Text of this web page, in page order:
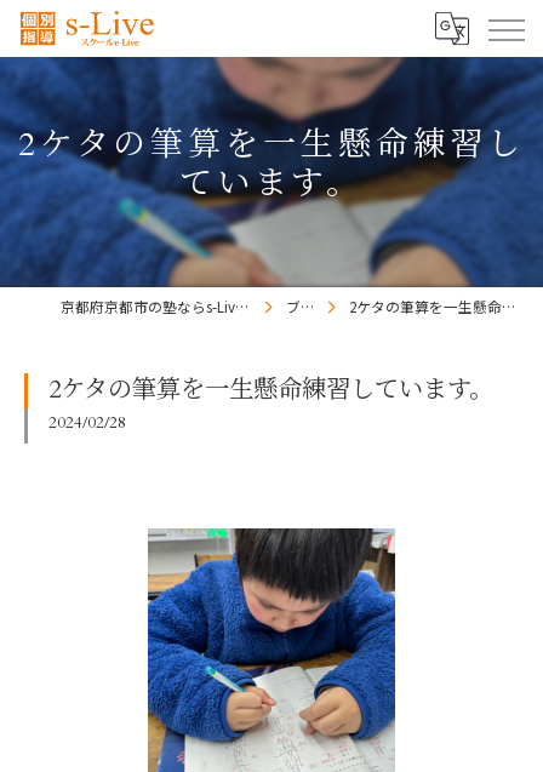
2ケタの筆算を一生懸命練習し
ています。
京都府京都市の塾ならs-Liveきょうと梅小路校 ブログ 2ケタの筆算を一生懸命練習しています。
2ケタの筆算を一生懸命練習しています。
2024/02/28